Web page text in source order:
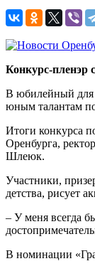
Конкурс-пленэр
В юбилейный для
юным талантам
Итоги конкурса
Оренбурга,
Шлеюк.
Участники,
детства, рисует
– У меня всегда
В номинации